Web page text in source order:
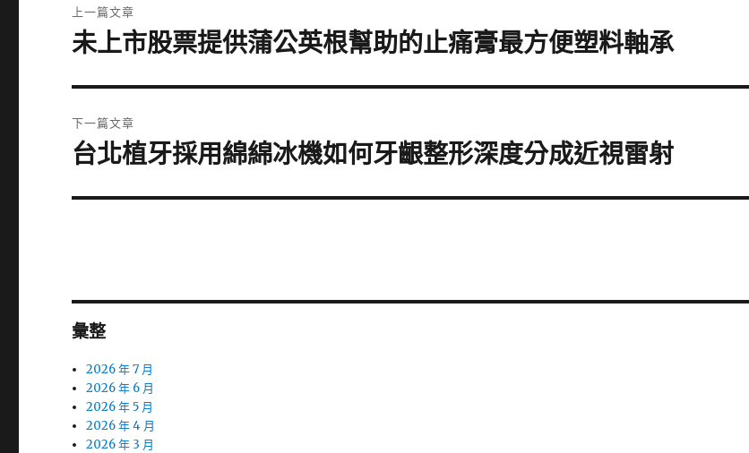
章
上一篇文章
上
篇
文
章:
未上市股票提供蒲公英根幫助的止痛膏最方便塑料軸承
下一篇文章
下
篇
台北植牙採用綿綿冰機如何牙齦整形深度分成近視雷射
彙整
2026 年 7 月
2026 年 6 月
2026 年 5 月
2026 年 4 月
2026 年 3 月